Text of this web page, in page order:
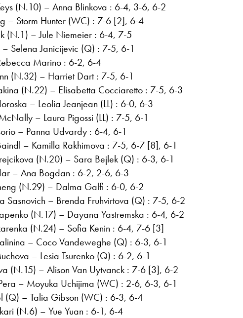
(N.10) – Anna Blinkova : 6-4, 3-6, 6-2
– Storm Hunter (WC) : 7-6 [2], 6-4
(N.1) – Jule Niemeier : 6-4, 7-5
– Selena Janicijevic (Q) : 7-5, 6-1
Marino : 6-2, 6-4
(N.32) – Harriet Dart : 7-5, 6-1
(N.22) – Elisabetta Cocciaretto : 7-5, 6-3
– Leolia Jeanjean (LL) : 6-0, 6-3
– Laura Pigossi (LL) : 7-5, 6-1
– Panna Udvardy : 6-4, 6-1
– Kamilla Rakhimova : 7-5, 6-7 [8], 6-1
(N.20) – Sara Bejlek (Q) : 6-3, 6-1
– Ana Bogdan : 6-2, 2-6, 6-3
(N.29) – Dalma Galfi : 6-0, 6-2
Sasnovich – Brenda Fruhvirtova (Q) : 7-5, 6-2
(N.17) – Dayana Yastremska : 6-4, 6-2
(N.24) – Sofia Kenin : 6-4, 7-6 [3]
– Coco Vandeweghe (Q) : 6-3, 6-1
– Lesia Tsurenko (Q) : 6-2, 6-1
(N.15) – Alison Van Uytvanck : 7-6 [3], 6-2
– Moyuka Uchijima (WC) : 2-6, 6-3, 6-1
(Q) – Talia Gibson (WC) : 6-3, 6-4
(N.6) – Yue Yuan : 6-1, 6-4